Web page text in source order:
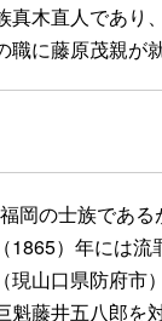
木直人であ
職に藤原茂親が
岡の士族であ
1865）年には流
現山口県防府
藤井五八郎